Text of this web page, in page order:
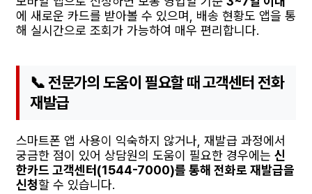
에 새로운 카드를 받아볼 수 있으며, 배송 현황도 앱을 통
해 실시간으로 조회가 가능하여 매우 편리합니다.
📞 전문가의 도움이 필요할 때 고객센터 전화
재발급
스마트폰 앱 사용이 익숙하지 않거나, 재발급 과정에서
궁금한 점이 있어 상담원의 도움이 필요한 경우에는 신
한카드 고객센터(1544-7000)를 통해 전화로 재발급을
신청할 수 있습니다.